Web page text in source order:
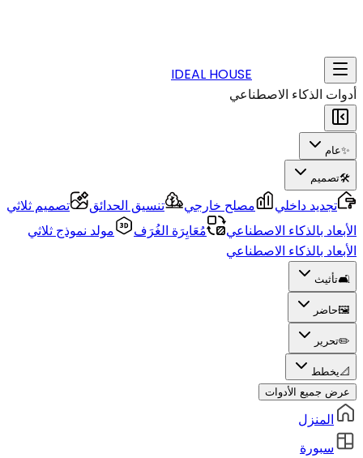
IDEAL HOUSE
أدوات الذكاء الاصطناعي
✨عام
🛠️تصميم
تجديد داخلي مصلح خارجي تنسيق الحدائق
تصميم ثلاثي
الأبعاد بالذكاء الاصطناعي
مُعَايِرَة الغُرَف
مولد نموذج ثلاثي
الأبعاد بالذكاء الاصطناعي
🛋️تأثيث
🖼️حاضر
✏️تحرير
📐يخطط
عرض جميع الأدوات
المنزل
سبورة